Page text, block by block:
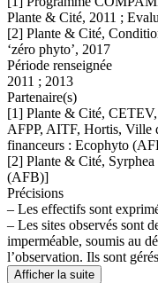
Plante & Cité, 2011 ;
[2] Plante & Cité,
‘zéro phyto’, 2017
Période renseignée
2011 ; 2013
Partenaire(s)
[1] Plante & Cité,
AFPP, AITF, Hortis, Ville
financeurs : Ecophyto
[2] Plante & Cité,
(AFB)]
Précisions
– Les effectifs sont
– Les sites observés sont
imperméable, soumis au
l’observation. Ils sont
Afficher la suite